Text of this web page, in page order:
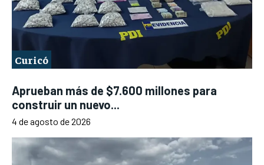
Curicó
Aprueban más de $7.600 millones para
construir un nuevo...
4 de agosto de 2026